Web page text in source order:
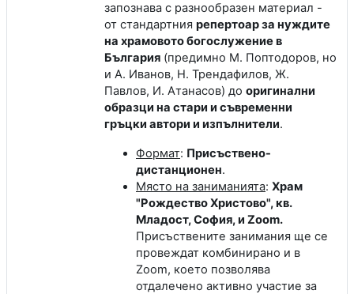
запознава с разнообразен материал -
от стандартния репертоар за нуждите
на храмовото богослужение в
България (предимно М. Поптодоров, но
и А. Иванов, Н. Трендафилов, Ж.
Павлов, И. Атанасов) до оригинални
образци на стари и съвременни
гръцки автори и изпълнители.
Формат: Присъствено-
дистанционен.
Място на заниманията: Храм
"Рождество Христово", кв.
Младост, София, и Zoom.
Присъствените занимания ще се
провеждат комбинирано и в
Zoom, което позволява
отдалечено активно участие за